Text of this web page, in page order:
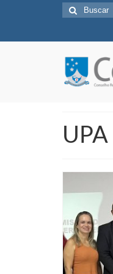
Buscar
por:
UPA